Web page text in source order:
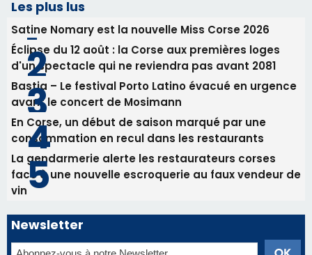
consommation en recul dans les restaurants
La gendarmerie alerte les restaurateurs corses
face à une nouvelle escroquerie au faux vendeur de
vin
Newsletter
Inscrivez-vous à la newsletter de CNI et recevez par
email les infos les plus importantes et une sélection de
nos meilleurs articles